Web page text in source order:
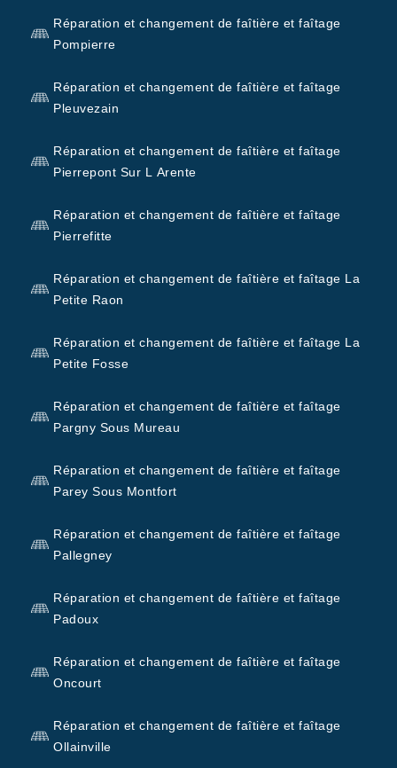
Réparation et changement de faîtière et faîtage
Pompierre
Réparation et changement de faîtière et faîtage
Pleuvezain
Réparation et changement de faîtière et faîtage
Pierrepont Sur L Arente
Réparation et changement de faîtière et faîtage
Pierrefitte
Réparation et changement de faîtière et faîtage La
Petite Raon
Réparation et changement de faîtière et faîtage La
Petite Fosse
Réparation et changement de faîtière et faîtage
Pargny Sous Mureau
Réparation et changement de faîtière et faîtage
Parey Sous Montfort
Réparation et changement de faîtière et faîtage
Pallegney
Réparation et changement de faîtière et faîtage
Padoux
Réparation et changement de faîtière et faîtage
Oncourt
Réparation et changement de faîtière et faîtage
Ollainville